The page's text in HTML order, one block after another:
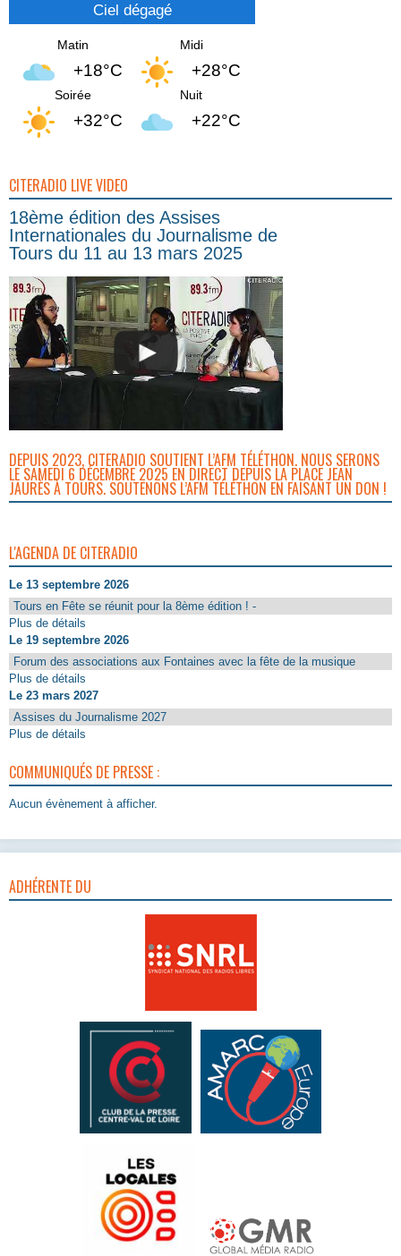
Ciel dégagé
Matin
+18°C
Midi
+28°C
Soirée
+32°C
Nuit
+22°C
CITERADIO LIVE VIDEO
18ème édition des Assises
Internationales du Journalisme de
Tours du 11 au 13 mars 2025
DEPUIS 2023, CITERADIO SOUTIENT L’AFM TÉLÉTHON. NOUS SERONS
LE SAMEDI 6 DÉCEMBRE 2025 EN DIRECT DEPUIS LA PLACE JEAN
JAURÈS À TOURS. SOUTENONS L’AFM TÉLÉTHON EN FAISANT UN DON !
L'AGENDA DE CITERADIO
Le 13 septembre 2026
Tours en Fête se réunit pour la 8ème édition ! -
Plus de détails
Le 19 septembre 2026
Forum des associations aux Fontaines avec la fête de la musique
Plus de détails
Le 23 mars 2027
Assises du Journalisme 2027
Plus de détails
COMMUNIQUÉS DE PRESSE :
Aucun évènement à afficher.
ADHÉRENTE DU